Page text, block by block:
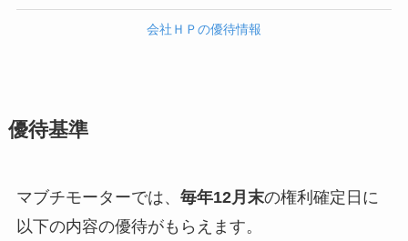
会社ＨＰの優待情報
優待基準
マブチモーターでは、 毎年12月末の権利確定日に
以下の内容の優待がもらえます。